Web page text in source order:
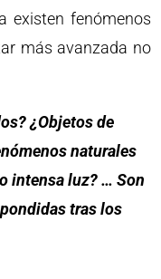
existen fenómenos
más avanzada no
¿Objetos de
naturales
intensa luz? … Son
tras los